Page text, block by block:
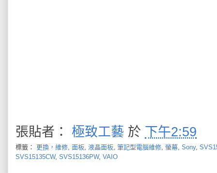
張貼者： 極致工藝 於 下午2:59
標籤： 更換，維修 面板 液晶面板 筆記型電腦維修 螢幕 Sony,
SVS15135CW, SVS15136PW, VAIO